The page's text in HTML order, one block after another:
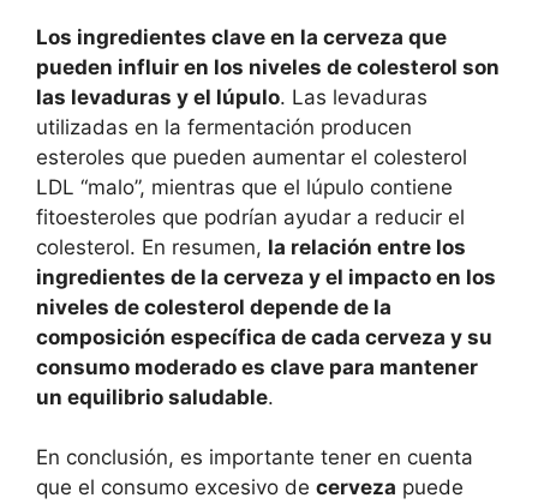
Los ingredientes clave en la cerveza que
pueden influir en los niveles de colesterol son
las levaduras y el lúpulo. Las levaduras
utilizadas en la fermentación producen
esteroles que pueden aumentar el colesterol
LDL “malo”, mientras que el lúpulo contiene
fitoesteroles que podrían ayudar a reducir el
colesterol. En resumen, la relación entre los
ingredientes de la cerveza y el impacto en los
niveles de colesterol depende de la
composición específica de cada cerveza y su
consumo moderado es clave para mantener
un equilibrio saludable.
En conclusión, es importante tener en cuenta
que el consumo excesivo de cerveza puede